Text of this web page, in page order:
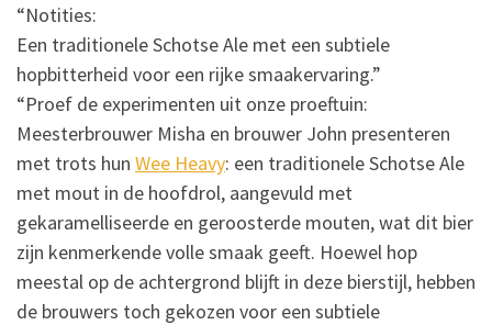
“Notities:
Een traditionele Schotse Ale met een subtiele
hopbitterheid voor een rijke smaakervaring.”
“Proef de experimenten uit onze proeftuin:
Meesterbrouwer Misha en brouwer John presenteren
met trots hun Wee Heavy: een traditionele Schotse Ale
met mout in de hoofdrol, aangevuld met
gekaramelliseerde en geroosterde mouten, wat dit bier
zijn kenmerkende volle smaak geeft. Hoewel hop
meestal op de achtergrond blijft in deze bierstijl, hebben
de brouwers toch gekozen voor een subtiele